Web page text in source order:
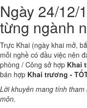
Ngày 24/12/
từng ngành
Trực Khai (ngày khai mở,
mỗi nghề có đầu việc nên
phòng / Công sở hợp Khai
bán hợp Khai trương -
Lời khuyên mang tính
môn.